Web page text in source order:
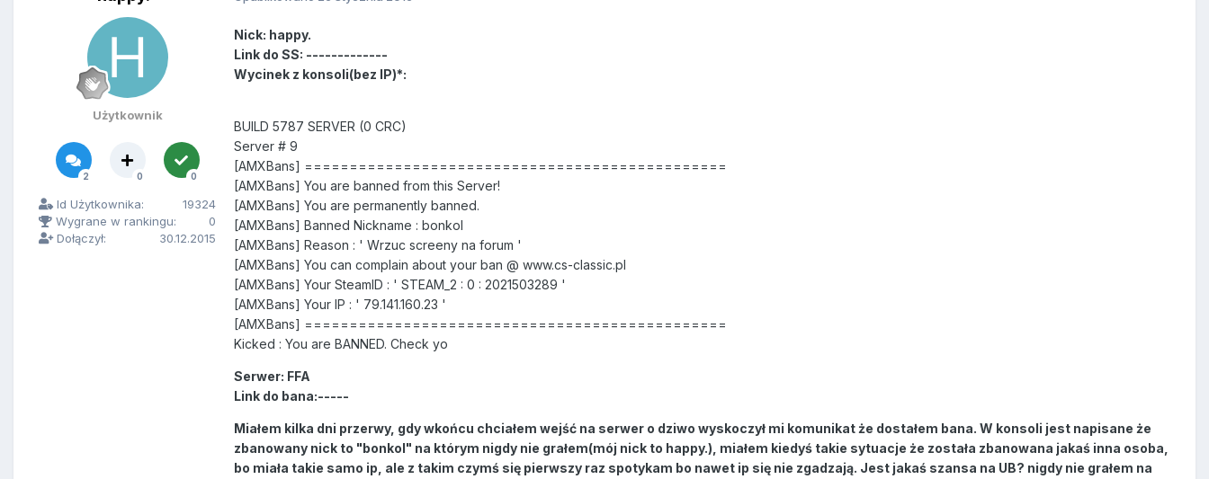
Użytkownik
2 0 0
Id Użytkownika:
19324
Wygrane w rankingu:
0
Dołączył:
30.12.2015
Nick: happy.
Link do SS: -------------
Wycinek z konsoli(bez IP)*:
BUILD 5787 SERVER (0 CRC)
Server # 9
[AMXBans] ===============================================
[AMXBans] You are banned from this Server!
[AMXBans] You are permanently banned.
[AMXBans] Banned Nickname : bonkol
[AMXBans] Reason : ' Wrzuc screeny na forum '
[AMXBans] You can complain about your ban @ www.cs-classic.pl
[AMXBans] Your SteamID : ' STEAM_2 : 0 : 2021503289 '
[AMXBans] Your IP : ' 79.141.160.23 '
[AMXBans] ===============================================
Kicked : You are BANNED. Check yo
Serwer: FFA
Link do bana:-----
Miałem kilka dni przerwy, gdy wkońcu chciałem wejść na serwer o dziwo wyskoczył mi komunikat że dostałem bana. W konsoli jest napisane że
zbanowany nick to "bonkol" na którym nigdy nie grałem(mój nick to happy.), miałem kiedyś takie sytuacje że została zbanowana jakaś inna osoba,
bo miała takie samo ip, ale z takim czymś się pierwszy raz spotykam bo nawet ip się nie zgadzają. Jest jakaś szansa na UB? nigdy nie grałem na